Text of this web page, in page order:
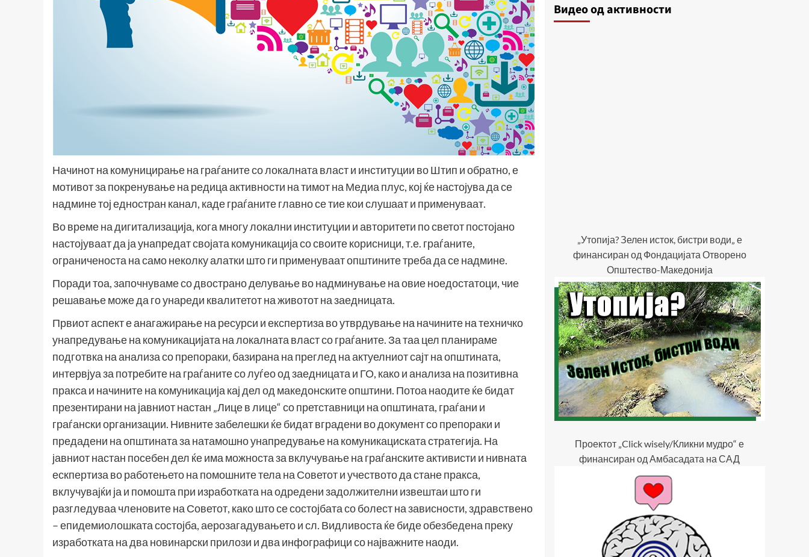
Начинот на комуницирање на граѓаните со локалната власт и институции во Штип и обратно, е
мотивот за покренување на редица активности на тимот на Медиа плус, кој ќе настојува да се
надмине тој едностран канал, каде граѓаните главно се тие кои слушаат и применуваат.
Во време на дигитализација, кога многу локални институции и авторитети по светот постојано
настојуваат да ја унапредат својата комуникација со своите корисници, т.е. граѓаните,
ограниченоста на само неколку алатки што ги применуваат општините треба да се надмине.
Поради тоа, започнуваме со двострано делување во надминување на овие ноедостатоци, чие
решавање може да го унареди квалитетот на животот на заедницата.
Првиот аспект е анагажирање на ресурси и експертиза во утврдување на начините на техничко
унапредување на комуникацијата на локалната власт со граѓаните. За таа цел планираме
подготвка на анализа со препораки, базирана на преглед на актуелниот сајт на општината,
интервјуа за потребите на граѓаните со луѓео од заедницата и ГО, како и анализа на позитивна
пракса и начините на комуникација кај дел од македонските општини. Потоа наодите ќе бидат
презентирани на јавниот настан „Лице в лице“ со претставници на општината, граѓани и
граѓански организации. Нивните забелешки ќе бидат вградени во документ со препораки и
предадени на општината за натамошно унапредување на комуникациската стратегија. На
јавниот настан посебен дел ќе има можноста за вклучување на граѓанските активисти и нивната
ескпертиза во работењето на помошните тела на Советот и учеството да стане пракса,
вклучувајќи ја и помошта при изработката на одредени задолжителни извештаи што ги
разгледуваа членовите на Советот, како што се состојбата со болест на зависности, здравствено
– епидемиолошката состојба, аерозагадувањето и сл. Видливоста ќе биде обезбедена преку
изработката на два новинарски прилози и два инфографици со најважните наоди.
Видеo од активности
„Утопија? Зелен исток, бистри води„ е
финансиран од Фондацијата Отворено
Општество-Македонија
Проектот „Click wisely/Кликни мудро“ е
финансиран од Амбасадата на САД